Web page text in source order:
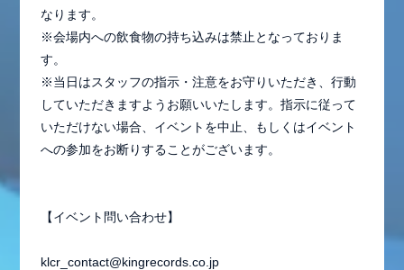
なります。
※会場内への飲食物の持ち込みは禁止となっておりま
す。
※当日はスタッフの指示・注意をお守りいただき、行動
していただきますようお願いいたします。指示に従って
いただけない場合、イベントを中止、もしくはイベント
への参加をお断りすることがございます。
【イベント問い合わせ】
klcr_contact@kingrecords.co.jp